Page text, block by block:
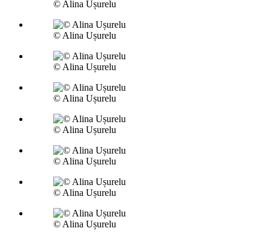
© Alina Ușurelu
© Alina Ușurelu
© Alina Ușurelu
© Alina Ușurelu
© Alina Ușurelu
© Alina Ușurelu
© Alina Ușurelu
© Alina Ușurelu